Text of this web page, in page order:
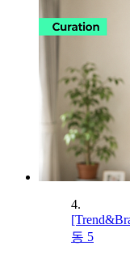
4.
동 5